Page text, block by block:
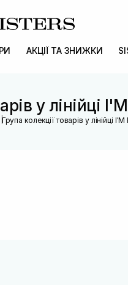
АКЦІЇ ТА ЗНИЖКИ
у лінійці
|Група колекції товарів у лінійці